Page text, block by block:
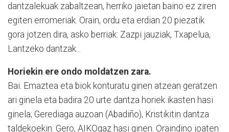
dantzalekuak zabaltzean, herriko jaietan baino ez ziren
egiten erromeriak. Orain, ordu eta erdian 20 piezatik
gora jotzen dira, asko berriak: Zazpi jauziak, Txapelua,
Lantzeko dantzak...
Horiekin ere ondo moldatzen zara.
Bai. Emaztea eta biok konturatu ginen atzean geratzen
ari ginela eta badira 20 urte dantza horiek ikasten hasi
ginela; Gerediaga auzoan (Abadiño), Kristikitin dantza
taldekoekin. Gero, AIKOgaz hasi ginen. Oraindino joaten